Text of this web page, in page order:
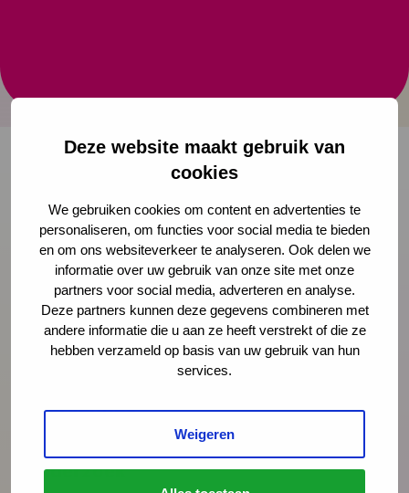
Deze website maakt gebruik van
cookies
We gebruiken cookies om content en advertenties te
personaliseren, om functies voor social media te bieden
en om ons websiteverkeer te analyseren. Ook delen we
informatie over uw gebruik van onze site met onze
partners voor social media, adverteren en analyse.
Deze partners kunnen deze gegevens combineren met
andere informatie die u aan ze heeft verstrekt of die ze
hebben verzameld op basis van uw gebruik van hun
services.
Weigeren
bedoeld voor mensen met een LVB.
Onze nieuwsbrief ontvangen?
Schrijf je in
Preventie
Interventies
Onderzoek